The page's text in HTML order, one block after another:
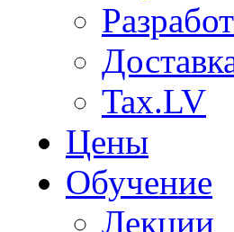
Tax.LV
Цены
Обучение
Лекции